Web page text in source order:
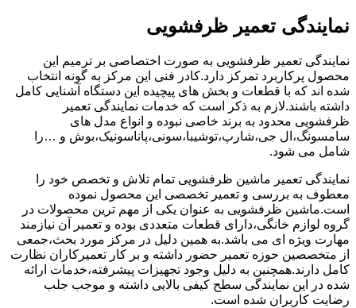
نمایندگی تعمیر ظرفشویی
نمایندگی تعمیر ظرفشویی به صورت اختصاصی بر ترمیم این
محصول پرکاربرد تمرکز دارد.کادر فنی این مرکز به گونه انتخاب
شده اند که با قطعات و بخش های پیچیده این دستگاه آشنایی کامل
داشته باشند.لازم به ذکر است که خدمات نمایندگی تعمیر
ظرفشویی محدود به برند خاصی نبوده و انواع مدل های
سامسونگ،ال جی،شارپ،توشیبا،سونی،پاناسونیک،بوش و …را
شامل می شود.
نمایندگی تعمیر ماشین ظرفشویی تمام تلاش و تخصص خود را
معطوف به بررسی و تعمیر تخصصی این محصول نموده
است.ماشین ظرفشویی به عنوان یکی از مهم ترین محصولات در
گروه لوازم خانگی،دارای قطعات متعددی بوده و تعمیر آن نیازمند
مهارت ویژه ای می باشد.به همین دلیل در مرکز مورد بحث،جمعی
از متخصصین حوزه تعمیر حضور داشته و بر کار تعمیرکاران نظارت
کامل دارند.همچنین به دلیل وجود تجهیزات پیشرفته،خدمات ارائه
شده در این نمایندگی سطح کیفی بالایی داشته و موجب جلب
رضایت کاربران شده است.